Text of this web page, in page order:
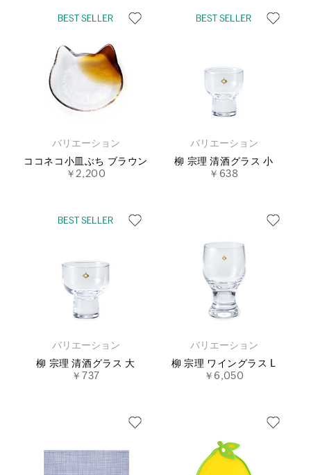
バリエーション
ココネコ小皿ぶち ブラウン
￥2,200
バリエーション
柳 宗理 清酒グラス 小
￥638
バリエーション
柳 宗理 清酒グラス 大
￥737
バリエーション
柳 宗理 ワイングラス L
￥6,050